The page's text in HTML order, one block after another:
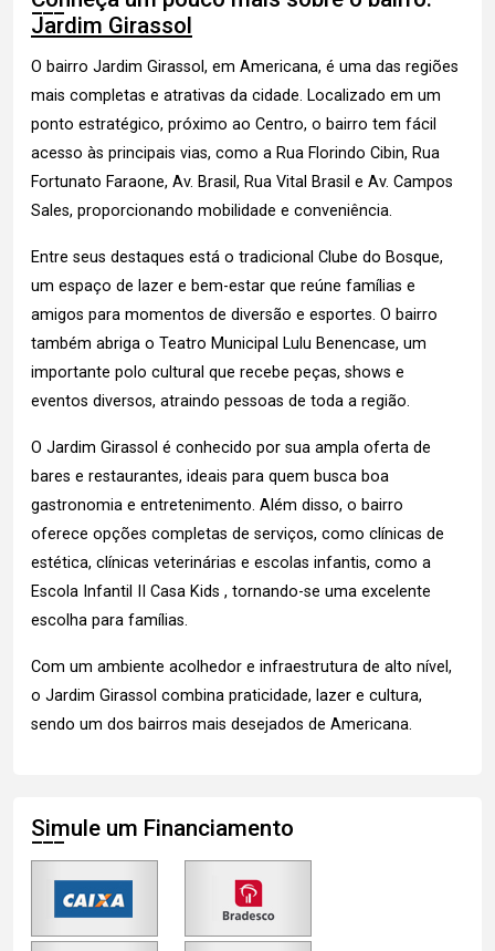
Jardim Girassol
O bairro Jardim Girassol, em Americana, é uma das regiões
mais completas e atrativas da cidade. Localizado em um
ponto estratégico, próximo ao Centro, o bairro tem fácil
acesso às principais vias, como a Rua Florindo Cibin, Rua
Fortunato Faraone, Av. Brasil, Rua Vital Brasil e Av. Campos
Sales, proporcionando mobilidade e conveniência.
Entre seus destaques está o tradicional Clube do Bosque,
um espaço de lazer e bem-estar que reúne famílias e
amigos para momentos de diversão e esportes. O bairro
também abriga o Teatro Municipal Lulu Benencase, um
importante polo cultural que recebe peças, shows e
eventos diversos, atraindo pessoas de toda a região.
O Jardim Girassol é conhecido por sua ampla oferta de
bares e restaurantes, ideais para quem busca boa
gastronomia e entretenimento. Além disso, o bairro
oferece opções completas de serviços, como clínicas de
estética, clínicas veterinárias e escolas infantis, como a
Escola Infantil II Casa Kids , tornando-se uma excelente
escolha para famílias.
Com um ambiente acolhedor e infraestrutura de alto nível,
o Jardim Girassol combina praticidade, lazer e cultura,
sendo um dos bairros mais desejados de Americana.
Simule um Financiamento